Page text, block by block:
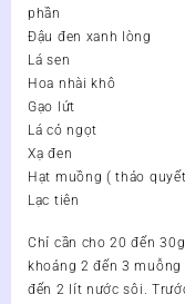
phần
Đậu đen xanh lòng
Lá sen
Hoa nhài khô
Gạo lứt
Lá cỏ ngọt
Xạ đen
Hạt muồng ( thảo
Lạc tiên
Chỉ cần cho 20 đến
khoảng 2 đến 3
đến 2 lít nước sôi.